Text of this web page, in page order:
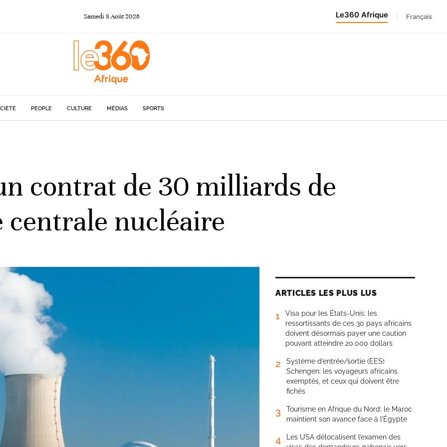
Samedi 8Août2026 Le360 Afrique Français
PEOPLE CULTURE MÉDIAS SPORTS
contrat de 30 milliards de
nucléaire
ARTICLES LES PLUS LUS
1
Visa pour les États-Unis: les
ressortissants de ces 30 pays africains
doivent désormais payer une caution
pouvant atteindre 20.000 dollars
2
Système d’entrée/sortie (EES)
Schengen: les voyageurs africains
exemptés, et ceux qui doivent être
fichés
3
Tourisme en Afrique du Nord: le Maroc
maintient son avance face à l’Égypte
4
Les USA délocalisent l’examen des